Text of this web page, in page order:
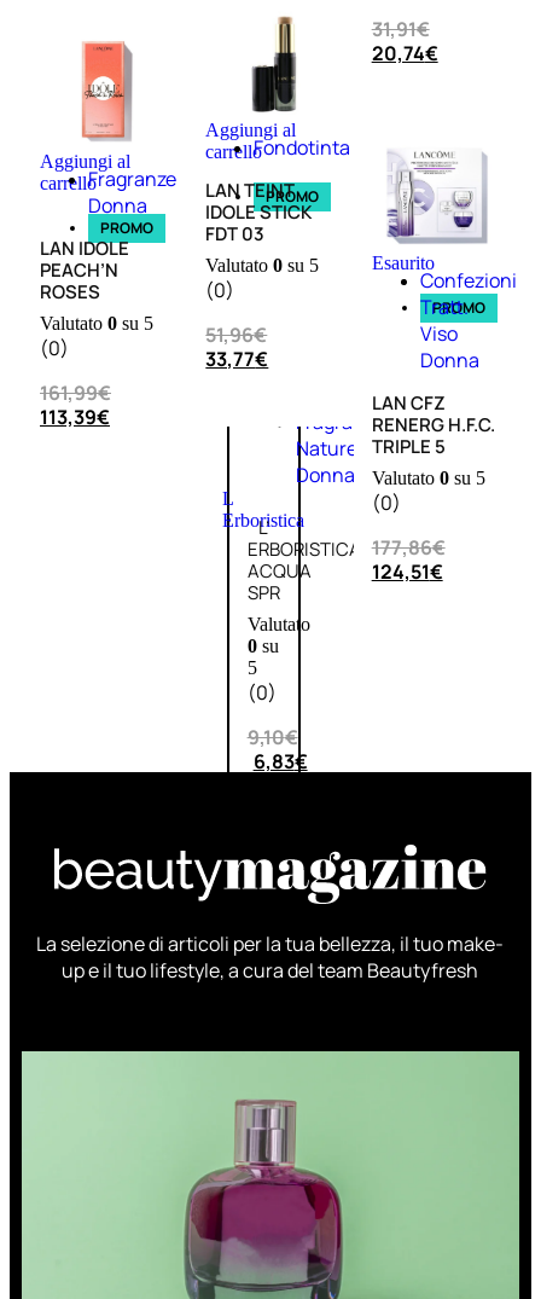
56,00
42,00
AGGIUNGI
CARRELLO
Esaurito PROMO
Fragranze
Nature
Donna
L
Erboristica
L’
ERBORISTICA
ACQUA
SPR
Valutato
0su
5
(0)
9,10€
6,83€
Pennelli Viso
Pennelli Occhi
Pennelli Labbra
Accessori Make Up
Accessori Occhi
Ciglia Finte
Pinzette
Temperamatite
Aggiungi al
carrello
PROMO
Fragranze
Donna
LAN IDOLE
PEACH’N
ROSES
Valutato 0 su 5
(0)
161,99€
113,39€
Aggiungi al
carrello
PROMO
Fondotinta
LAN TEINT
IDOLE STICK
FDT 03
Valutato0 su 5
(0)
51,96€
33,77€
31,91€
20,74€
Esaurito
PROMO
Confezioni
Tratt.
Viso
Donna
LAN CFZ
RENERG H.F.C.
TRIPLE 5
Valutato 0su 5
(0)
177,86€
124,51€
La selezione di articoli per la tua bellezza, il tuo make-
up e il tuo lifestyle, a cura del team Beautyfresh